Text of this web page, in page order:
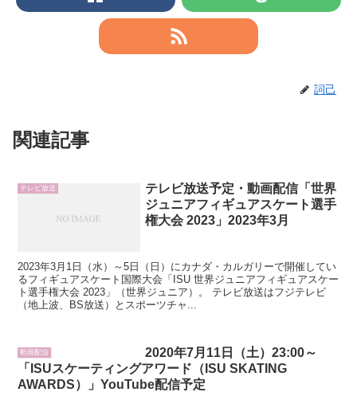
詞己
関連記事
テレビ放送
テレビ放送予定・動画配信「世界
ジュニアフィギュアスケート選手
権大会 2023」2023年3月
2023年3月1日（水）～5日（日）にカナダ・カルガリーで開催してい
るフィギュアスケート国際大会「ISU 世界ジュニアフィギュアスケー
ト選手権大会 2023」（世界ジュニア）。 テレビ放送はフジテレビ
（地上波、BS放送）とスポーツチャ...
動画配信
2020年7月11日（土）23:00～
「ISUスケーティングアワード（ISU SKATING
AWARDS）」YouTube配信予定